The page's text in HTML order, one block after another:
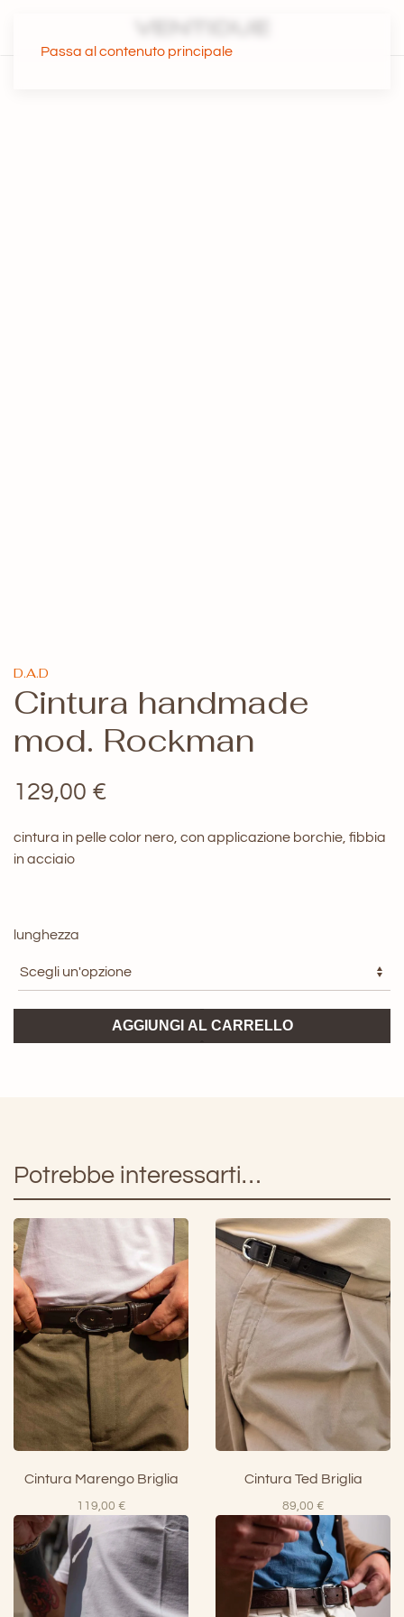
Passa al contenuto principale
D.A.D
Cintura handmade
mod. Rockman
129,00 €
cintura in pelle color nero, con applicazione borchie, fibbia
in acciaio
lunghezza
handmade
AGGIUNGI AL CARRELLO
Potrebbe interessarti…
Cintura Marengo Briglia
119,00 €
Cintura Ted Briglia
89,00 €